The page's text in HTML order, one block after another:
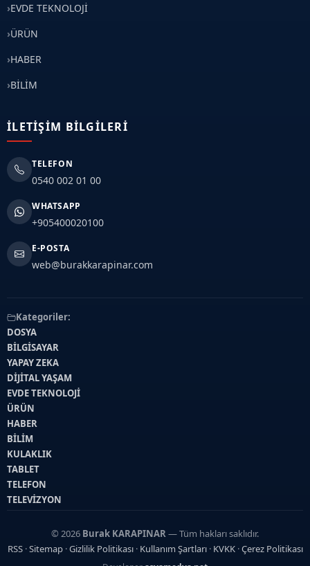
EVDE TEKNOLOJİ
ÜRÜN
HABER
BİLİM
İLETIŞIM BILGILERI
TELEFON
0540 002 01 00
WHATSAPP
+905400020100
E-POSTA
web@burakkarapinar.com
Kategoriler:
DOSYA
BİLGİSAYAR
YAPAY ZEKA
DİJİTAL YAŞAM
EVDE TEKNOLOJİ
ÜRÜN
HABER
BİLİM
KULAKLIK
TABLET
TELEFON
TELEVİZYON
© 2026 Burak KARAPINAR— Tüm hakları saklıdır.
RSS·Sitemap·Gizlilik Politikası· Kullanım Şartları· KVKK·Çerez Politikası